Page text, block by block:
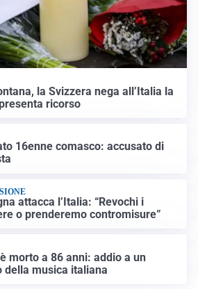
la Svizzera nega all’Italia la
ricorso
16enne comasco: accusato di
attacca l’Italia: “Revochi i
o prenderemo contromisure”
morto a 86 anni: addio a un
della musica italiana